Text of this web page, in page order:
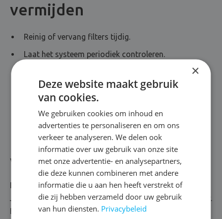
vermijden
Reinig of vervang filters tijdig.
Laat het systeem periodiek controleren.
Zorg voor evenwicht tussen toevoer en afvoer.
FAQ over
ventilatieproblemen
Hoe weet ik of mijn ventilatie correct werkt?
Je ervaart frisse lucht, geen condens en geen muffe geur.
Bij twijfel laat je een meting uitvoeren.
×
Deze website maakt gebruik
van cookies.
We gebruiken cookies om inhoud en
advertenties te personaliseren en om ons
verkeer te analyseren. We delen ook
informatie over uw gebruik van onze site
met onze advertentie- en analysepartners,
die deze kunnen combineren met andere
informatie die u aan hen heeft verstrekt of
die zij hebben verzameld door uw gebruik
van hun diensten. Privacybeleid